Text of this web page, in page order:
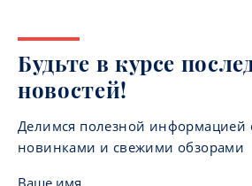
Будьте в курсе
новостей!
Делимся полезной информацией
новинками и свежими обзорами